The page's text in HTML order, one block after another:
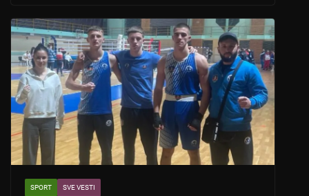
A
p
p
b
o
o
k
SPORT SVE VESTI